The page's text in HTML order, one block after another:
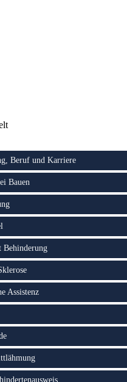
Beruf und Karriere
Bauen
Behinderung
Assistenz